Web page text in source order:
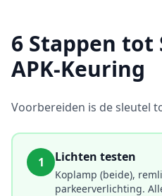
6 Stappen tot
APK-Keuring
Voorbereiden is de sleutel
1 Lichten testen
Koplamp (beide),
parkeerverlichting.